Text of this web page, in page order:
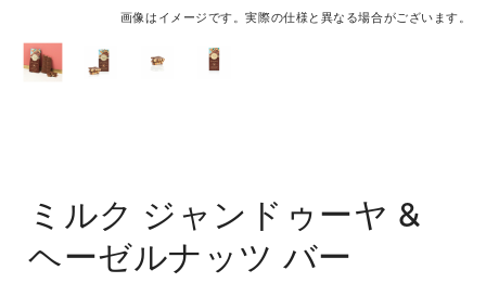
画像はイメージです。実際の仕様と異なる場合がございます。
ミルク ジャンドゥーヤ &
ヘーゼルナッツ バー